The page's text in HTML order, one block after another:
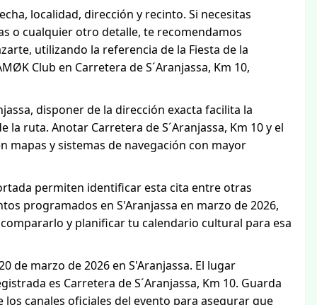
localidad, dirección y recinto. Si necesitas
o cualquier otro detalle, te recomendamos
utilizando la referencia de la Fiesta de la
Club en Carretera de S´Aranjassa, Km 10,
disponer de la dirección exacta facilita la
ruta. Anotar Carretera de S´Aranjassa, Km 10 y el
y sistemas de navegación con mayor
permiten identificar esta cita entre otras
programados en S'Aranjassa en marzo de 2026,
y planificar tu calendario cultural para esa
de marzo de 2026 en S'Aranjassa. El lugar
es Carretera de S´Aranjassa, Km 10. Guarda
canales oficiales del evento para asegurar que